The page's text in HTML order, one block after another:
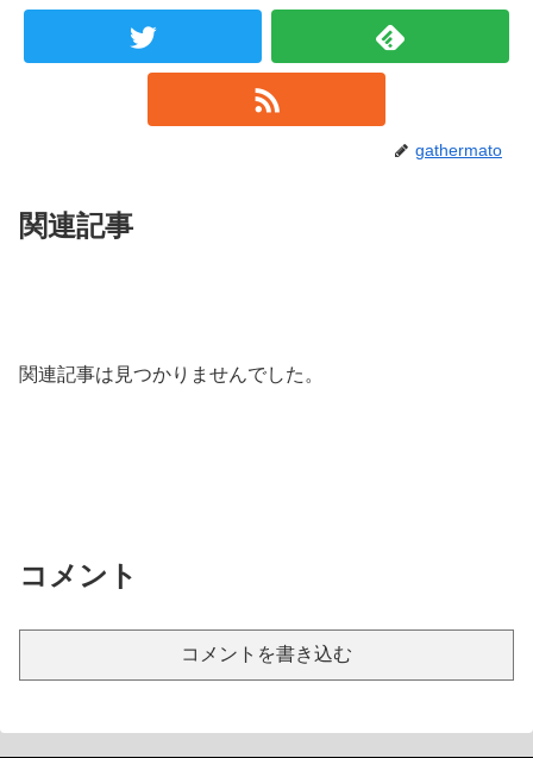
gathermato
関連記事
関連記事は見つかりませんでした。
コメント
コメントを書き込む